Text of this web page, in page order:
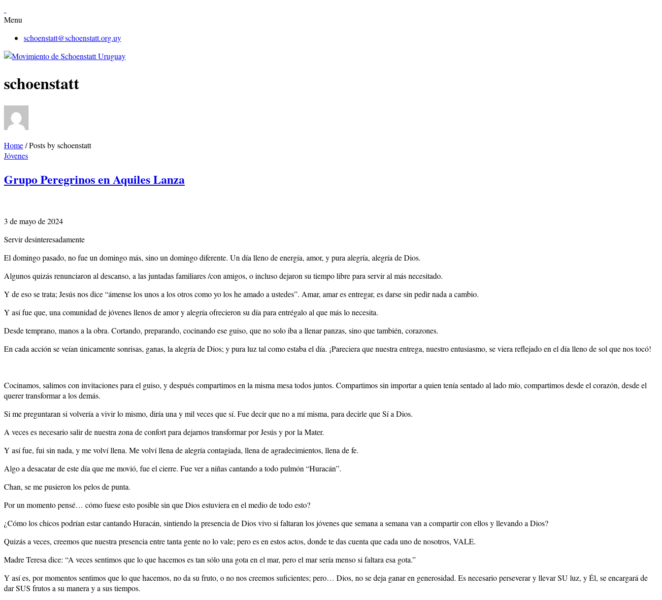
Menu
schoenstatt@schoenstatt.org.uy
schoenstatt
Home/Posts by schoenstatt
Jóvenes
Grupo Peregrinos en Aquiles Lanza
3 de mayo de 2024
Servir desinteresadamente
El domingo pasado, no fue un domingo más, sino un domingo diferente. Un día lleno de energía, amor, y pura alegría, alegría de Dios.
Algunos quizás renunciaron al descanso, a las juntadas familiares /con amigos, o incluso dejaron su tiempo libre para servir al más necesitado.
Y de eso se trata; Jesús nos dice “ámense los unos a los otros como yo los he amado a ustedes”. Amar, amar es entregar, es darse sin pedir nada a cambio.
Y así fue que, una comunidad de jóvenes llenos de amor y alegría ofrecieron su día para entrégalo al que más lo necesita.
Desde temprano, manos a la obra. Cortando, preparando, cocinando ese guiso, que no solo iba a llenar panzas, sino que también, corazones.
En cada acción se veían únicamente sonrisas, ganas, la alegría de Dios; y pura luz tal como estaba el día. ¡Pareciera que nuestra entrega, nuestro entusiasmo, se viera reflejado en el día lleno de sol que nos tocó!
Cocinamos, salimos con invitaciones para el guiso, y después compartimos en la misma mesa todos juntos. Compartimos sin importar a quien tenía sentado al lado mío, compartimos desde el corazón, desde el
querer transformar a los demás.
Si me preguntaran si volvería a vivir lo mismo, diría una y mil veces que sí. Fue decir que no a mí misma, para decirle que Sí a Dios.
A veces es necesario salir de nuestra zona de confort para dejarnos transformar por Jesús y por la Mater.
Y así fue, fui sin nada, y me volví llena. Me volví llena de alegría contagiada, llena de agradecimientos, llena de fe.
Algo a desacatar de este día que me movió, fue el cierre. Fue ver a niñas cantando a todo pulmón “Huracán”.
Chan, se me pusieron los pelos de punta.
Por un momento pensé… cómo fuese esto posible sin que Dios estuviera en el medio de todo esto?
¿Cómo los chicos podrían estar cantando Huracán, sintiendo la presencia de Dios vivo si faltaran los jóvenes que semana a semana van a compartir con ellos y llevando a Dios?
Quizás a veces, creemos que nuestra presencia entre tanta gente no lo vale; pero es en estos actos, donde te das cuenta que cada uno de nosotros, VALE.
Madre Teresa dice: “A veces sentimos que lo que hacemos es tan sólo una gota en el mar, pero el mar sería menso si faltara esa gota.”
Y así es, por momentos sentimos que lo que hacemos, no da su fruto, o no nos creemos suficientes; pero… Dios, no se deja ganar en generosidad. Es necesario perseverar y llevar SU luz, y Él, se encargará de
dar SUS frutos a su manera y a sus tiempos.